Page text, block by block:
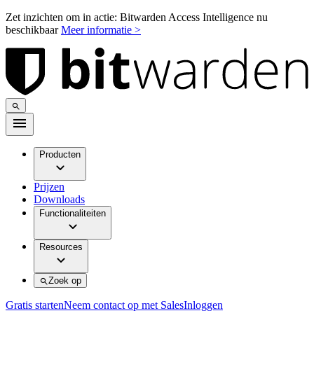
Zet inzichten om in actie: Bitwarden Access Intelligence nu
beschikbaarMeer informatie >
Producten
Prijzen
Downloads
Functionaliteiten
Resources
Zoek op
Gratis startenNeem contact op met SalesInloggen